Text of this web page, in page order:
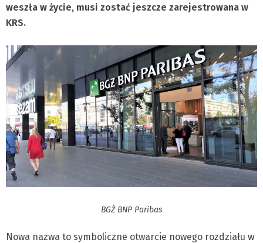
weszła w życie, musi zostać jeszcze zarejestrowana w
KRS.
BGŻ BNP Paribas
Nowa nazwa to symboliczne otwarcie nowego rozdziału w